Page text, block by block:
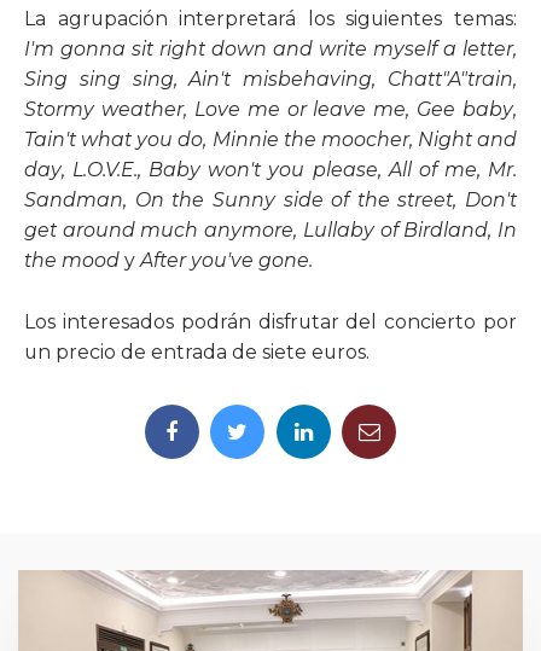
La agrupación interpretará los siguientes temas:
I'm gonna sit right down and write myself a letter,
Sing sing sing, Ain't misbehaving, Chatt"A"train,
Stormy weather, Love me or leave me, Gee baby,
Tain't what you do, Minnie the moocher, Night and
day, L.O.V.E., Baby won't you please,All of me, Mr.
Sandman, On the Sunny side of the street, Don't
get around much anymore, Lullaby of Birdland, In
the mood y After you've gone.
Los interesados podrán disfrutar del concierto por
un precio de entrada de siete euros.​